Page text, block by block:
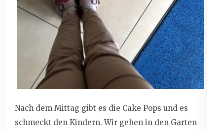
Nach dem Mittag gibt es die Cake Pops und es
schmeckt den Kindern. Wir gehen in den Garten